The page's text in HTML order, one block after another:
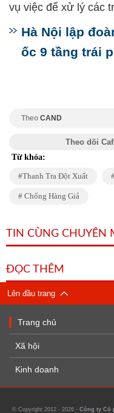
vụ việc để xử lý các
Hà Nội lập
ốc 9 tầng trái
Theo CAND
Theo dõi
Từ khóa:
Thanh Tra Đột Xuất
Chống Hàng Giả
TIN CÙNG CHUYÊN
ĐỌC THÊM
Lên đầu trang
Trang chủ
Xã hội
Kinh doanh
© Copyright 2012 - 2026 - Công ty Cổ